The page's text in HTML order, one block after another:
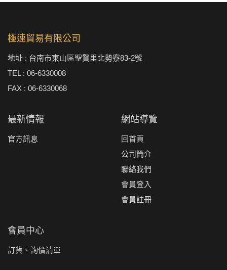
極速貿易有限公司
地址 : 台南市東山區聖賢里北勢竂83-2號
TEL : 06-6330008
FAX : 06-6330068
最新情報
官方訊息
網站導覽
回首頁
公司簡介
聯絡我們
會員登入
會員註冊
會員中心
訂貨、詢價清單